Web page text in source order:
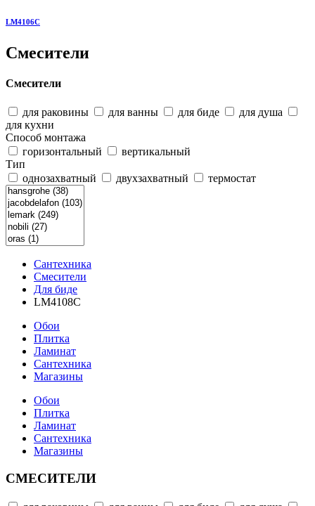
LM4106C
Смесители
Смесители
для раковины для ванны для биде
для душа
для кухни
Способ монтажа
горизонтальный
вертикальный
Тип
однозахватный
двухзахватный термостат
Сантехника
Смесители
Для биде
LM4108C
Обои
Плитка
Ламинат
Сантехника
Магазины
Обои
Плитка
Ламинат
Сантехника
Магазины
СМЕСИТЕЛИ